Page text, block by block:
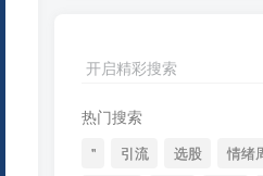
开启精彩搜索
热门搜索
" 引流 选股
情绪
短线交易必须要懂的术语有哪些？股票分
6 全程图解超详细！何为打板以